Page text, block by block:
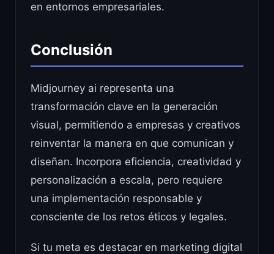
en entornos empresariales.
Conclusión
Midjourney ai representa una
transformación clave en la generación
visual, permitiendo a empresas y creativos
reinventar la manera en que comunican y
diseñan. Incorpora eficiencia, creatividad y
personalización a escala, pero requiere
una implementación responsable y
consciente de los retos éticos y legales.
Si tu meta es destacar en marketing digital